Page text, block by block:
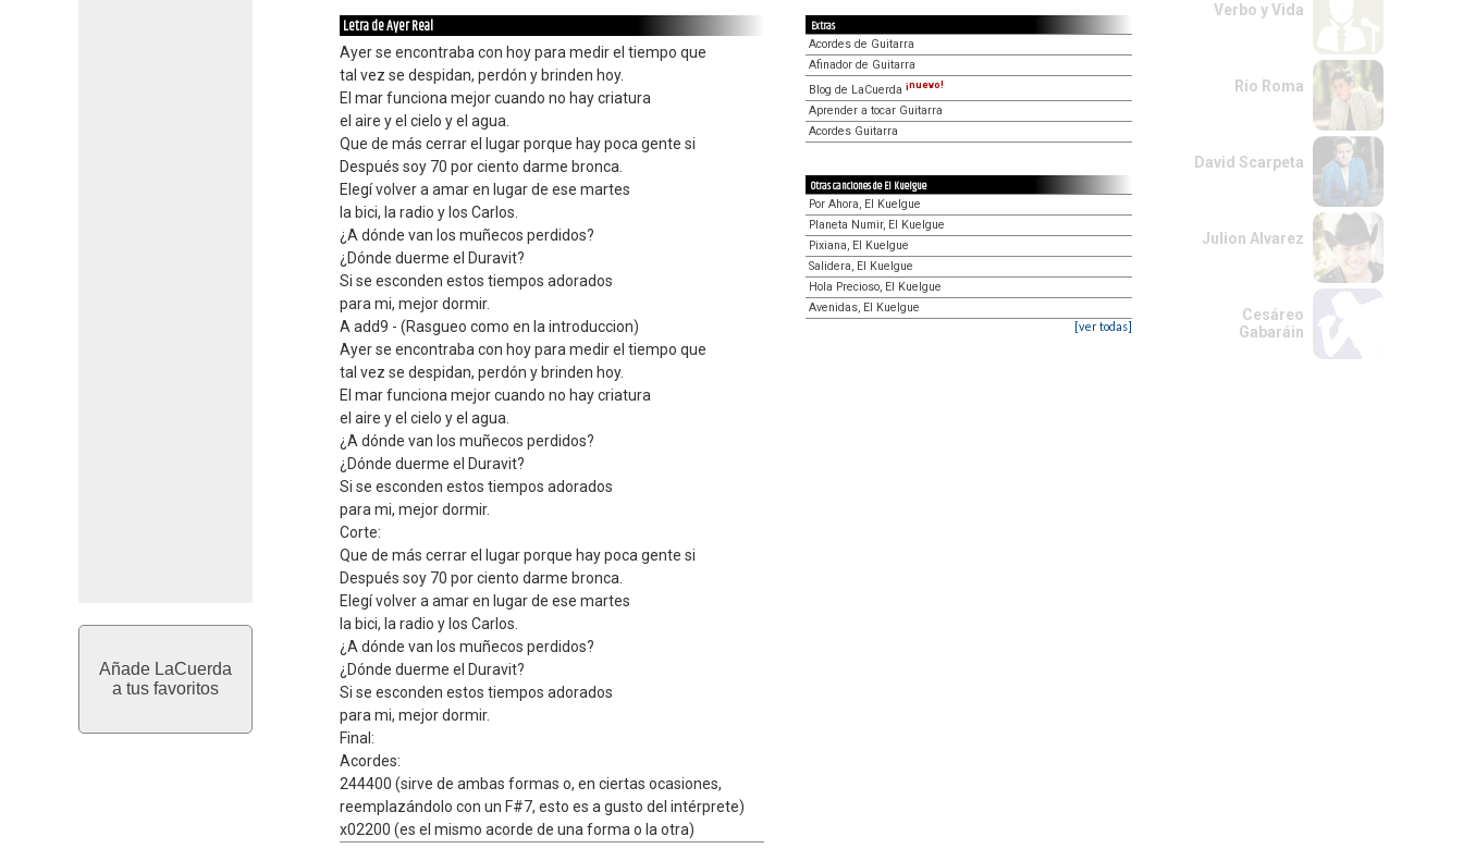
Añade LaCuerda
a tus favoritos
Letra de Ayer Real
Ayer se encontraba con hoy para medir el tiempo que
tal vez se despidan, perdón y brinden hoy.
El mar funciona mejor cuando no hay criatura
el aire y el cielo y el agua.
Que de más cerrar el lugar porque hay poca gente si
Después soy 70 por ciento darme bronca.
Elegí volver a amar en lugar de ese martes
la bici, la radio y los Carlos.
¿A dónde van los muñecos perdidos?
¿Dónde duerme el Duravit?
Si se esconden estos tiempos adorados
para mi, mejor dormir.
A add9 - (Rasgueo como en la introduccion)
Ayer se encontraba con hoy para medir el tiempo que
tal vez se despidan, perdón y brinden hoy.
El mar funciona mejor cuando no hay criatura
el aire y el cielo y el agua.
¿A dónde van los muñecos perdidos?
¿Dónde duerme el Duravit?
Si se esconden estos tiempos adorados
para mi, mejor dormir.
Corte:
Que de más cerrar el lugar porque hay poca gente si
Después soy 70 por ciento darme bronca.
Elegí volver a amar en lugar de ese martes
la bici, la radio y los Carlos.
¿A dónde van los muñecos perdidos?
¿Dónde duerme el Duravit?
Si se esconden estos tiempos adorados
para mi, mejor dormir.
Final:
Acordes:
244400 (sirve de ambas formas o, en ciertas ocasiones,
reemplazándolo con un F#7, esto es a gusto del intérprete)
x02200 (es el mismo acorde de una forma o la otra)
Extras
Acordes de Guitarra
Afinador de Guitarra
Blog de LaCuerda ¡nuevo!
Aprender a tocar Guitarra
Acordes Guitarra
Otras canciones de El Kuelgue
Por Ahora, El Kuelgue
Planeta Numir, El Kuelgue
Pixiana, El Kuelgue
Salidera, El Kuelgue
Hola Precioso, El Kuelgue
Avenidas, El Kuelgue
[ver todas]
Verbo y Vida
Río Roma
David Scarpeta
Julion Alvarez
Cesáreo
Gabaráin